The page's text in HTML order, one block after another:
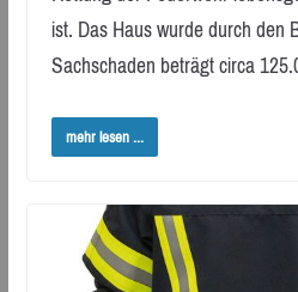
ist. Das Haus wurde durch den
Sachschaden beträgt circa
mehr lesen ...